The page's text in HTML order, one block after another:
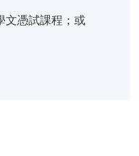
憑試課程；或